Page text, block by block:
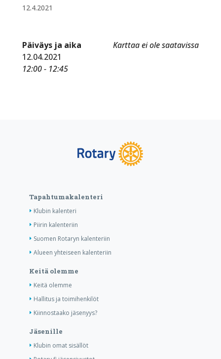
12.4.2021
Karttaa ei ole saatavissa
Päiväys ja aika
12.04.2021
12:00 - 12:45
Tapahtumakalenteri
Klubin kalenteri
Piirin kalenteriin
Suomen Rotaryn kalenteriin
Alueen yhteiseen kalenteriin
Keitä olemme
Keitä olemme
Hallitus ja toimihenkilöt
Kiinnostaako jäsenyys?
Jäsenille
Klubin omat sisällöt